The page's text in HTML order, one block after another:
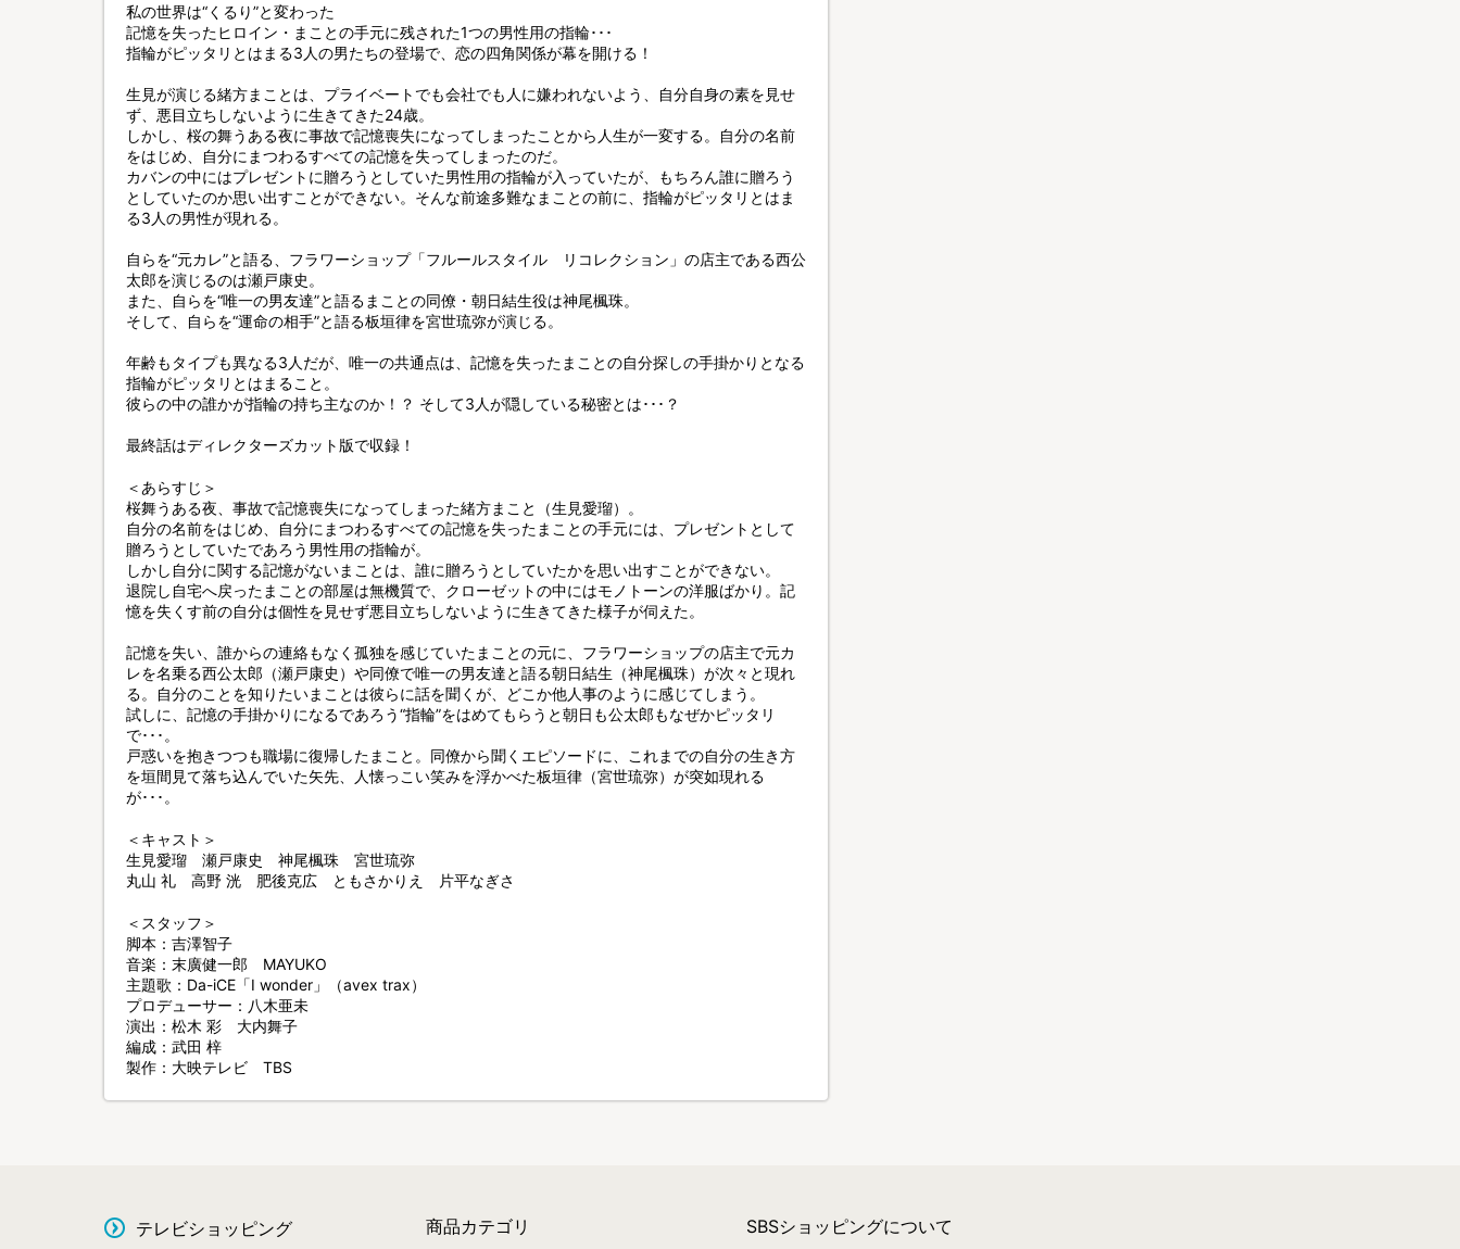
私の世界は“くるり”と変わった
記憶を失ったヒロイン・まことの手元に残された1つの男性用の指輪･･･
指輪がピッタリとはまる3人の男たちの登場で、恋の四角関係が幕を開ける！
生見が演じる緒方まことは、プライベートでも会社でも人に嫌われないよう、自分自身の素を見せ
ず、悪目立ちしないように生きてきた24歳。
しかし、桜の舞うある夜に事故で記憶喪失になってしまったことから人生が一変する。自分の名前
をはじめ、自分にまつわるすべての記憶を失ってしまったのだ。
カバンの中にはプレゼントに贈ろうとしていた男性用の指輪が入っていたが、もちろん誰に贈ろう
としていたのか思い出すことができない。そんな前途多難なまことの前に、指輪がピッタリとはま
る3人の男性が現れる。
自らを“元カレ”と語る、フラワーショップ「フルールスタイル リコレクション」の店主である西公
太郎を演じるのは瀬戸康史。
また、自らを“唯一の男友達”と語るまことの同僚・朝日結生役は神尾楓珠。
そして、自らを“運命の相手”と語る板垣律を宮世琉弥が演じる。
年齢もタイプも異なる3人だが、唯一の共通点は、記憶を失ったまことの自分探しの手掛かりとなる
指輪がピッタリとはまること。
彼らの中の誰かが指輪の持ち主なのか！？ そして3人が隠している秘密とは･･･？
最終話はディレクターズカット版で収録！
＜あらすじ＞
桜舞うある夜、事故で記憶喪失になってしまった緒方まこと（生見愛瑠）。
自分の名前をはじめ、自分にまつわるすべての記憶を失ったまことの手元には、プレゼントとして
贈ろうとしていたであろう男性用の指輪が。
しかし自分に関する記憶がないまことは、誰に贈ろうとしていたかを思い出すことができない。
退院し自宅へ戻ったまことの部屋は無機質で、クローゼットの中にはモノトーンの洋服ばかり。記
憶を失くす前の自分は個性を見せず悪目立ちしないように生きてきた様子が伺えた。
記憶を失い、誰からの連絡もなく孤独を感じていたまことの元に、フラワーショップの店主で元カ
レを名乗る西公太郎（瀬戸康史）や同僚で唯一の男友達と語る朝日結生（神尾楓珠）が次々と現れ
る。自分のことを知りたいまことは彼らに話を聞くが、どこか他人事のように感じてしまう。
試しに、記憶の手掛かりになるであろう“指輪”をはめてもらうと朝日も公太郎もなぜかピッタリ
で･･･。
戸惑いを抱きつつも職場に復帰したまこと。同僚から聞くエピソードに、これまでの自分の生き方
を垣間見て落ち込んでいた矢先、人懐っこい笑みを浮かべた板垣律（宮世琉弥）が突如現れる
が･･･。
＜キャスト＞
生見愛瑠 瀬戸康史 神尾楓珠 宮世琉弥
丸山 礼 高野 洸 肥後克広 ともさかりえ 片平なぎさ
＜スタッフ＞
脚本：吉澤智子
音楽：末廣健一郎 MAYUKO
主題歌：Da-iCE「I wonder」（avex trax）
プロデューサー：八木亜未
演出：松木 彩 大内舞子
編成：武田 梓
製作：大映テレビ TBS
テレビショッピング 商品カテゴリ SBSショッピングについて